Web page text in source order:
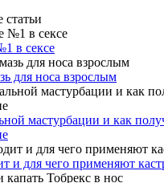
в сексе
для носа взрослым
мастурбации и как
и для чего применяют